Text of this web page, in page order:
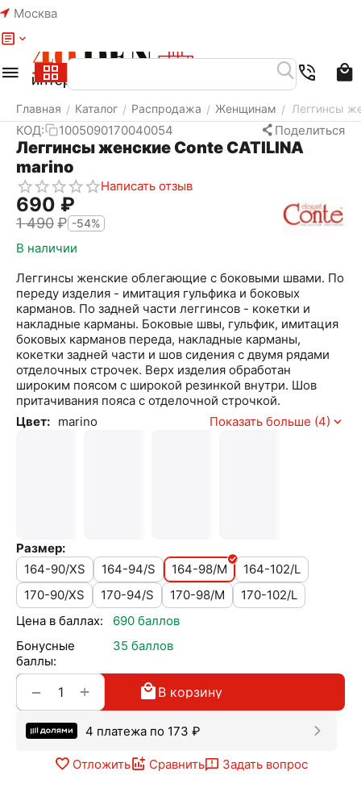
Москва
Главная / Каталог / Распродажа / Женщинам / Леггинсы
КОД: 1005090170040054 Поделиться
Леггинсы женские Conte CATILINA
marino
Написать отзыв
‍690‍ ₽
1 490₽ -54%
В наличии
Леггинсы женские облегающие c боковыми швами. По
переду изделия - имитация гульфика и боковых
карманов. По задней части леггинсов - кокетки и
накладные карманы. Боковые швы, гульфик, имитация
боковых карманов переда, накладные карманы,
кокетки задней части и шов сидения с двумя рядами
отделочных строчек. Верх изделия обработан
широким поясом с широкой резинкой внутри. Шов
притачивания пояса с отделочной строчкой.
Цвет: marino Показать больше (4)
Размер:
164-90/XS
164-94/S 164-98/M
164-102/L
170-90/XS
170-94/S 170-98/M
170-102/L
Цена в баллах:
690 баллов
Бонусные
баллы:
35 баллов
+
− В корзину
4 платежа по 173 ₽
Отложить Сравнить Задать вопрос
Меню